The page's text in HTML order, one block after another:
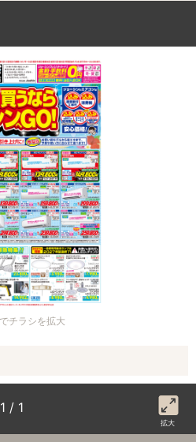
チラシを拡大
1 / 1
拡大